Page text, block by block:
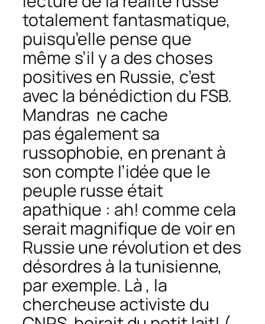
totalement fantasmatique,
puisqu’elle pense que
même s’il y a des choses
positives en Russie, c’est
avec la bénédiction du FSB.
Mandras ne cache
pas également sa
russophobie, en prenant à
son compte l’idée que le
peuple russe était
apathique : ah! comme cela
serait magnifique de voir en
Russie une révolution et des
désordres à la tunisienne,
par exemple. Là , la
chercheuse activiste du